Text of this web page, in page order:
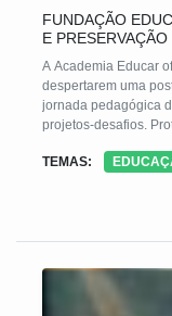
FUNDAÇÃO
E
A Academia Educar
despertarem uma
jornada pedagógica
projetos-desafios.
atividades,
capaz de alterar a
TEMAS: